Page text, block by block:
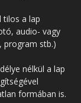
tilos a lap
audio- vagy
program stb.)
nélkül a lap
formában is.